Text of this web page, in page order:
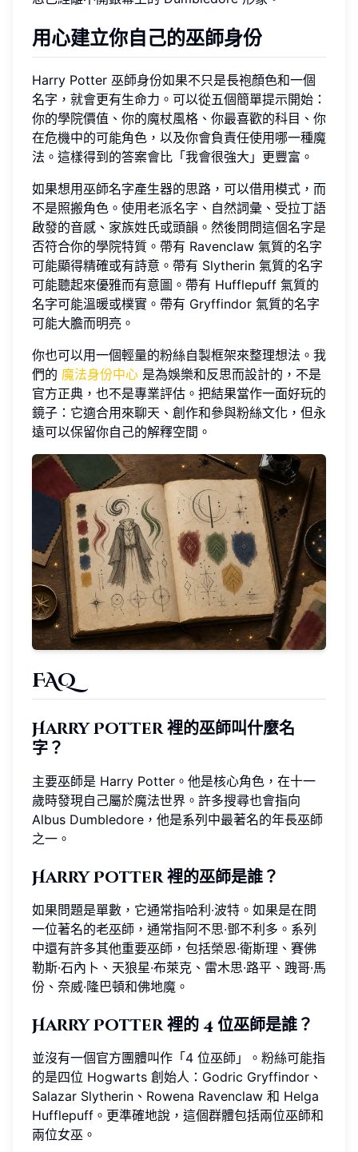
用心建立你自己的巫師身份
Harry Potter 巫師身份如果不只是長袍顏色和一個
名字，就會更有生命力。可以從五個簡單提示開始：
你的學院價值、你的魔杖風格、你最喜歡的科目、你
在危機中的可能角色，以及你會負責任使用哪一種魔
法。這樣得到的答案會比「我會很強大」更豐富。
如果想用巫師名字產生器的思路，可以借用模式，而
不是照搬角色。使用老派名字、自然詞彙、受拉丁語
啟發的音感、家族姓氏或頭韻。然後問問這個名字是
否符合你的學院特質。帶有 Ravenclaw 氣質的名字
可能顯得精確或有詩意。帶有 Slytherin 氣質的名字
可能聽起來優雅而有意圖。帶有 Hufflepuff 氣質的
名字可能溫暖或樸實。帶有 Gryffindor 氣質的名字
可能大膽而明亮。
你也可以用一個輕量的粉絲自製框架來整理想法。我
們的 魔法身份中心 是為娛樂和反思而設計的，不是
官方正典，也不是專業評估。把結果當作一面好玩的
鏡子：它適合用來聊天、創作和參與粉絲文化，但永
遠可以保留你自己的解釋空間。
FAQ
Harry Potter 裡的巫師叫什麼名
字？
主要巫師是 Harry Potter。他是核心角色，在十一
歲時發現自己屬於魔法世界。許多搜尋也會指向
Albus Dumbledore，他是系列中最著名的年長巫師
之一。
Harry Potter 裡的巫師是誰？
如果問題是單數，它通常指哈利·波特。如果是在問
一位著名的老巫師，通常指阿不思·鄧不利多。系列
中還有許多其他重要巫師，包括榮恩·衛斯理、賽佛
勒斯·石內卜、天狼星·布萊克、雷木思·路平、跩哥·馬
份、奈威·隆巴頓和佛地魔。
Harry Potter 裡的 4 位巫師是誰？
並沒有一個官方團體叫作「4 位巫師」。粉絲可能指
的是四位 Hogwarts 創始人：Godric Gryffindor、
Salazar Slytherin、Rowena Ravenclaw 和 Helga
Hufflepuff。更準確地說，這個群體包括兩位巫師和
兩位女巫。